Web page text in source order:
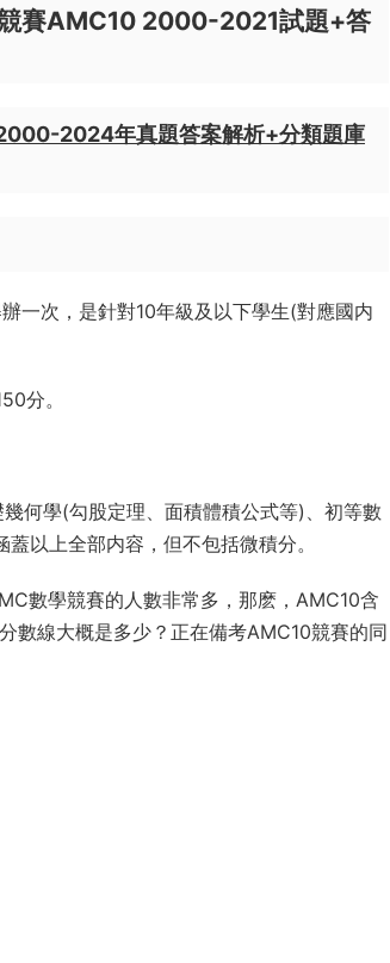
賽AMC10 2000-2021試題+答
2024年真題答案解析+分類題庫
一次，是針對10年級及以下學生(對應國内
分。
何學(勾股定理、面積體積公式等)、初等數
以上全部内容，但不包括微積分。
數學競賽的人數非常多，那麽，AMC10含
數線大概是多少？正在備考AMC10競賽的同